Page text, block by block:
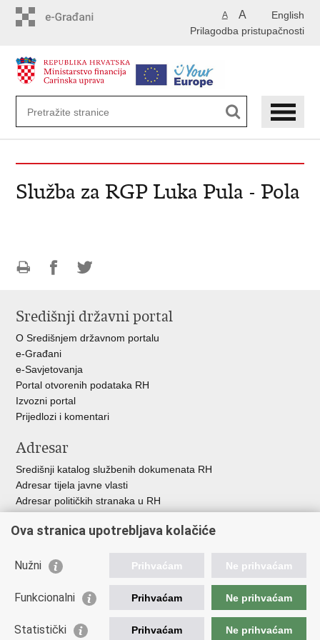
English
A A
Prilagodba pristupačnosti
Služba za RGP Luka Pula - Pola
FacebookuTwitteru
Središnji državni portal
O Središnjem državnom portalu
e-Građani
e-Savjetovanja
Portal otvorenih podataka RH
Izvozni portal
Prijedlozi i komentari
Adresar
Središnji katalog službenih dokumenata RH
Adresar tijela javne vlasti
Adresar političkih stranaka u RH
Besplatni telefoni javne uprave
Važne poveznice
Vlada Republike Hrvatske
Europska komisija
Ova stranica upotrebljava kolačiće
Nužni Prihvaćam Ne prihvaćam
Funkcionalni Prihvaćam Ne prihvaćam
Statistički Prihvaćam Ne prihvaćam